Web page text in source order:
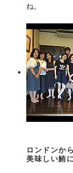
ね。
ロンドンか
美味しい鮪